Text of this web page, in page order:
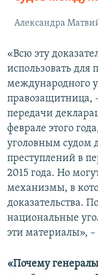
Александра
«Всю эту
использовать для
международного
правозащитница,
передачи
феврале этого
уголовным судом
преступлений в
2015 года. Но
механизмы, в
доказательства.
национальные
эти материалы»,
«Почему